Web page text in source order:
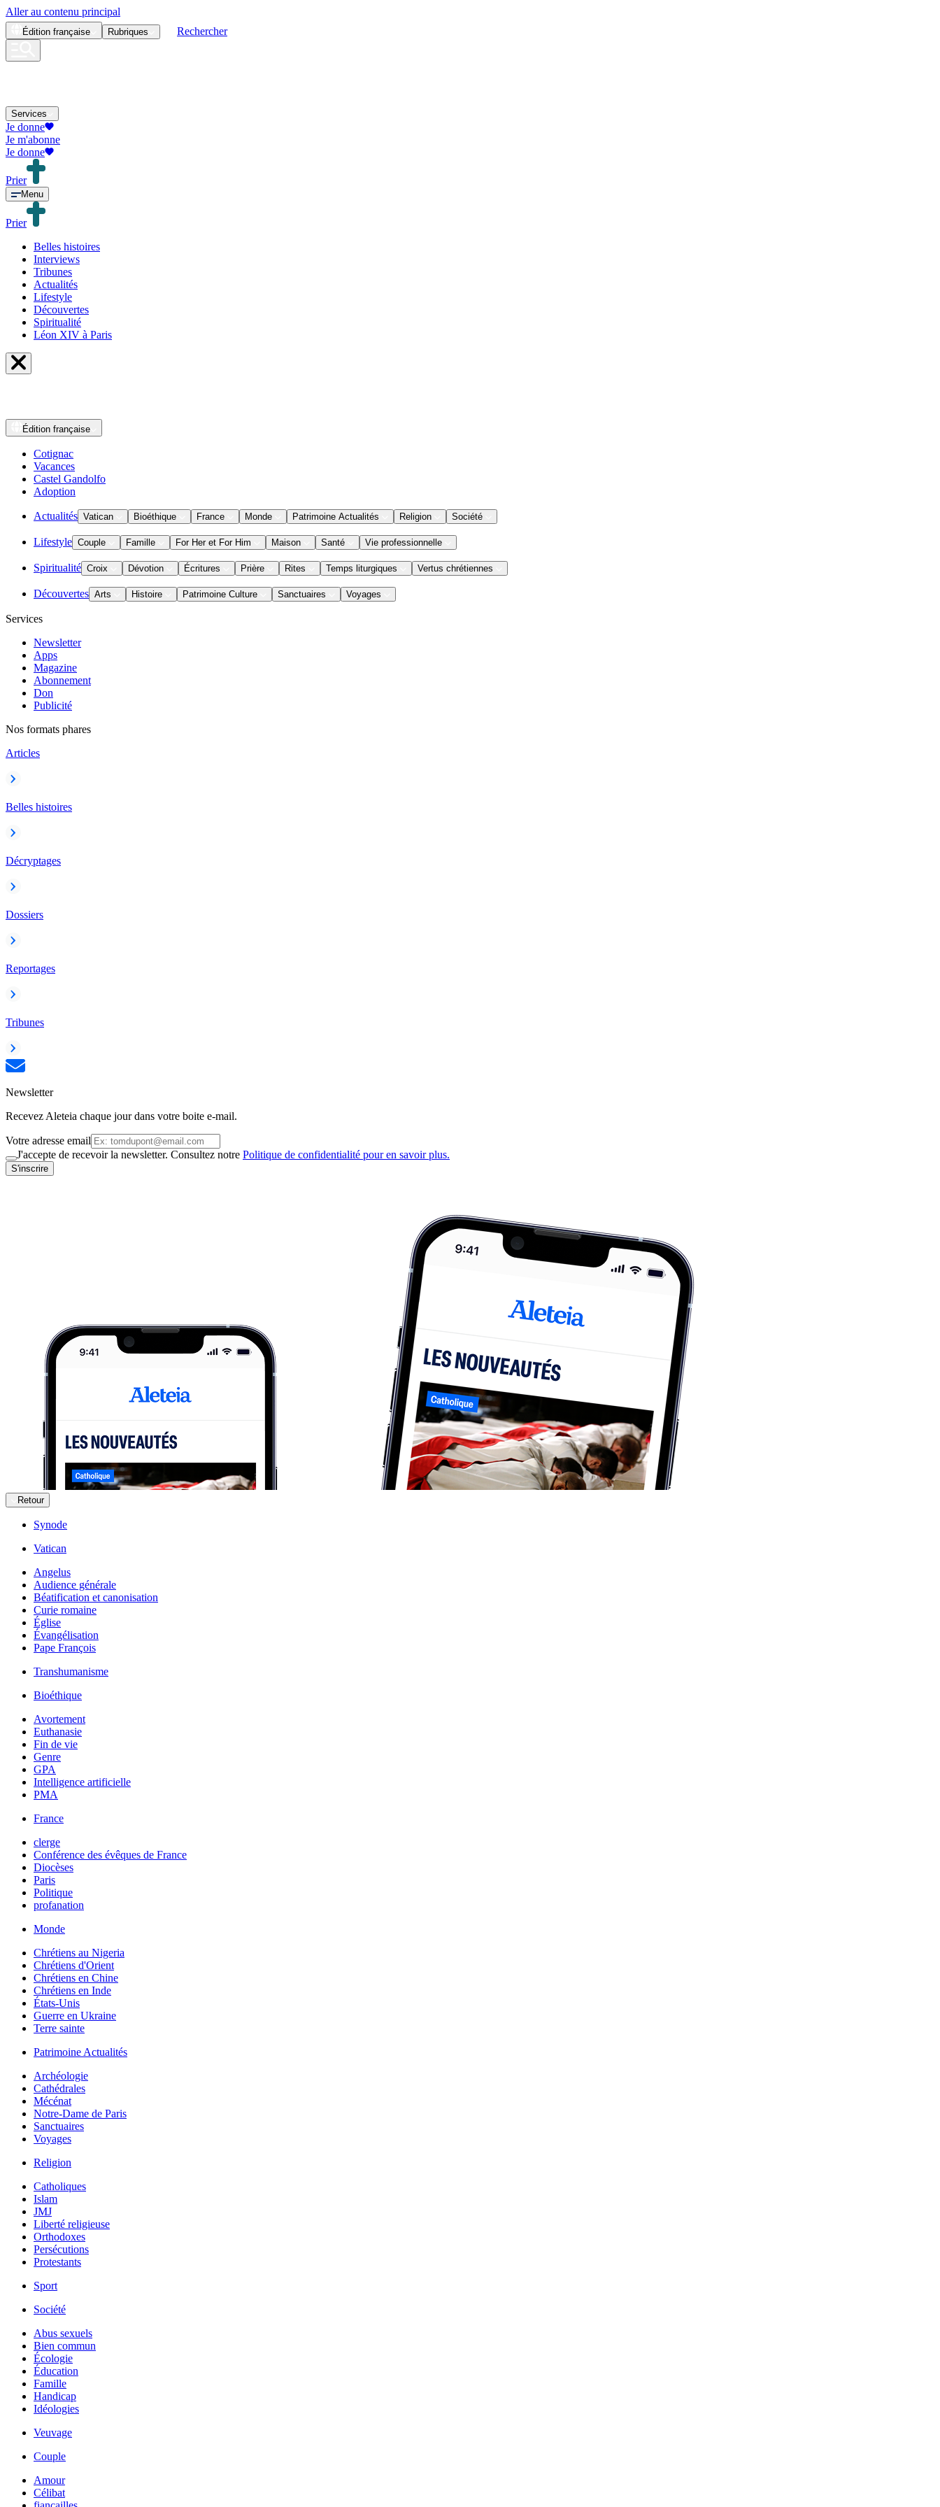
Aller au contenu principal
Édition française Rubriques Rechercher
Services
Je donne
Je m'abonne
Je donne
Prier
Menu
Prier
Belles histoires
Interviews
Tribunes
Actualités
Lifestyle
Découvertes
Spiritualité
Léon XIV à Paris
Édition française
Cotignac
Vacances
Castel Gandolfo
Adoption
Actualités Vatican Bioéthique France Monde Patrimoine Actualités Religion Société
Lifestyle Couple Famille For Her et For Him Maison Santé Vie professionnelle
Spiritualité Croix Dévotion Écritures Prière Rites Temps liturgiques Vertus chrétiennes
Découvertes Arts Histoire Patrimoine Culture Sanctuaires Voyages
Services
Newsletter
Apps
Magazine
Abonnement
Don
Publicité
Nos formats phares
Articles
Belles histoires
Décryptages
Dossiers
Reportages
Tribunes
Newsletter
Recevez Aleteia chaque jour dans votre boite e-mail.
Votre adresse email
J'accepte de recevoir la newsletter. Consultez notre Politique de confidentialité pour en savoir plus.
S'inscrire
Retour
Synode
Vatican
Angelus
Audience générale
Béatification et canonisation
Curie romaine
Église
Évangélisation
Pape François
Transhumanisme
Bioéthique
Avortement
Euthanasie
Fin de vie
Genre
GPA
Intelligence artificielle
PMA
France
clerge
Conférence des évêques de France
Diocèses
Paris
Politique
profanation
Monde
Chrétiens au Nigeria
Chrétiens d'Orient
Chrétiens en Chine
Chrétiens en Inde
États-Unis
Guerre en Ukraine
Terre sainte
Patrimoine Actualités
Archéologie
Cathédrales
Mécénat
Notre-Dame de Paris
Sanctuaires
Voyages
Religion
Catholiques
Islam
JMJ
Liberté religieuse
Orthodoxes
Persécutions
Protestants
Sport
Société
Abus sexuels
Bien commun
Écologie
Éducation
Famille
Handicap
Idéologies
Veuvage
Couple
Amour
Célibat